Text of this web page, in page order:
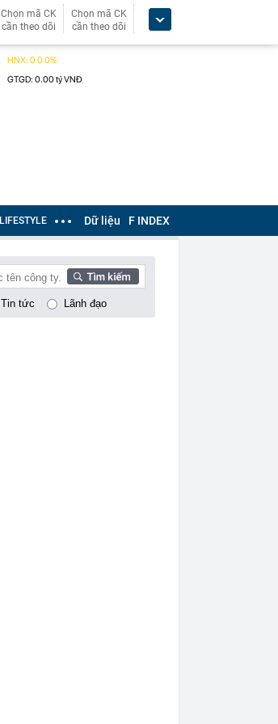
Chọn mã CK
cần theo dõi
Chọn mã CK
cần theo dõi
LIFESTYLE Dữ liệu F INDEX
Tin tức Lãnh đạo